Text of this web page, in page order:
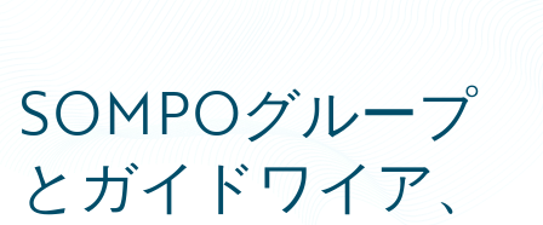
SOMPOグループ
とガイドワイア、